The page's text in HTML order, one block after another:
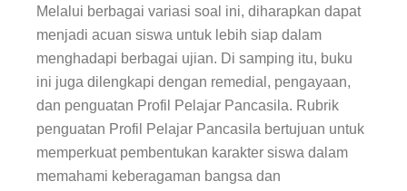
Melalui berbagai variasi soal ini, diharapkan dapat
menjadi acuan siswa untuk lebih siap dalam
menghadapi berbagai ujian. Di samping itu, buku
ini juga dilengkapi dengan remedial, pengayaan,
dan penguatan Profil Pelajar Pancasila. Rubrik
penguatan Profil Pelajar Pancasila bertujuan untuk
memperkuat pembentukan karakter siswa dalam
memahami keberagaman bangsa dan